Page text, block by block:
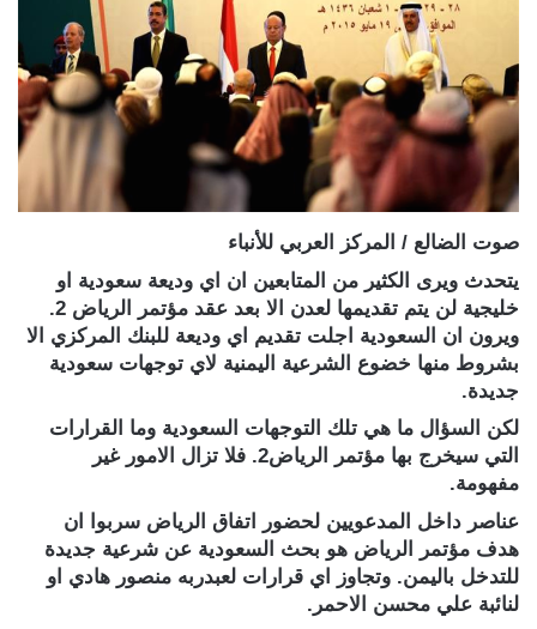
صوت الضالع / المركز العربي للأنباء
يتحدث ويرى الكثير من المتابعين ان اي وديعة سعودية او
خليجية لن يتم تقديمها لعدن الا بعد عقد مؤتمر الرياض 2.
ويرون ان السعودية اجلت تقديم اي وديعة للبنك المركزي الا
بشروط منها خضوع الشرعية اليمنية لاي توجهات سعودية
جديدة.
لكن السؤال ما هي تلك التوجهات السعودية وما القرارات
التي سيخرج بها مؤتمر الرياض2. فلا تزال الامور غير
مفهومة.
عناصر داخل المدعويين لحضور اتفاق الرياض سربوا ان
هدف مؤتمر الرياض هو بحث السعودية عن شرعية جديدة
للتدخل باليمن. وتجاوز اي قرارات لعبدربه منصور هادي او
لنائبة علي محسن الاحمر.